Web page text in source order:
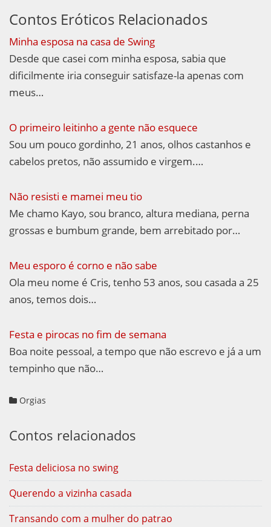
Contos Eróticos Relacionados
Minha esposa na casa de Swing
Desde que casei com minha esposa, sabia que
dificilmente iria conseguir satisfaze-la apenas com
meus…
O primeiro leitinho a gente não esquece
Sou um pouco gordinho, 21 anos, olhos castanhos e
cabelos pretos, não assumido e virgem.…
Não resisti e mamei meu tio
Me chamo Kayo, sou branco, altura mediana, perna
grossas e bumbum grande, bem arrebitado por…
Meu esporo é corno e não sabe
Ola meu nome é Cris, tenho 53 anos, sou casada a 25
anos, temos dois…
Festa e pirocas no fim de semana
Boa noite pessoal, a tempo que não escrevo e já a um
tempinho que não…
Orgias
Contos relacionados
Festa deliciosa no swing
Querendo a vizinha casada
Transando com a mulher do patrao